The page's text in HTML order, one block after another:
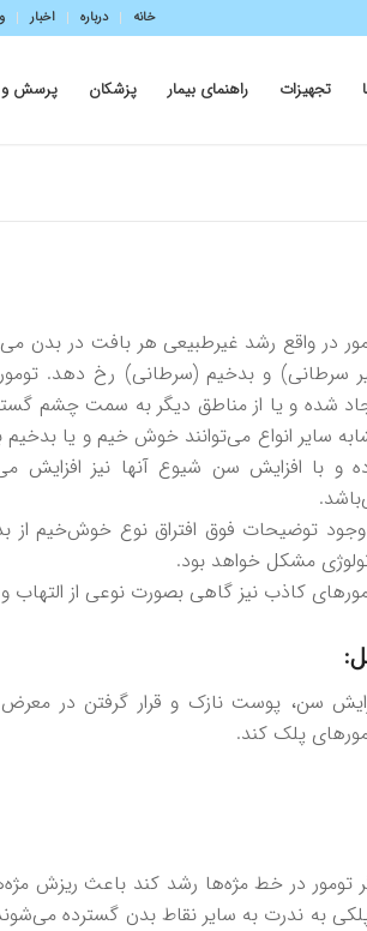
خانه درباره اخبار
تجهیزات راهنمای بیمار پزشکان پرسش و
در واقع رشد غیرطبیعی هر بافت در
سرطانی) و بدخیم (سرطانی) رخ دهد.
شده و یا از مناطق دیگر به سمت چشم
سایر انواع می‌توانند خوش خیم و یا
و با افزایش سن شیوع آنها نیز افزایش
وجود توضیحات فوق افتراق نوع خوش‌خیم از
مشکل خواهد بود.
کاذب نیز گاهی بصورت نوعی از
سن، پوست نازک و قرار گرفتن در معرض
پلک کند.
در خط مژه‌ها رشد کند باعث ریزش
به ندرت به سایر نقاط بدن گسترده